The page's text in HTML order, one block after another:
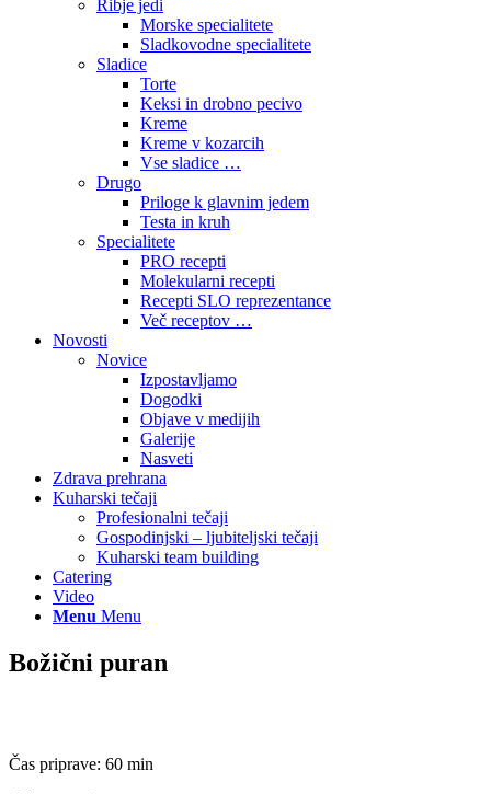
Ribje jedi
Morske specialitete
Sladkovodne specialitete
Sladice
Torte
Keksi in drobno pecivo
Kreme
Kreme v kozarcih
Vse sladice …
Drugo
Priloge k glavnim jedem
Testa in kruh
Specialitete
PRO recepti
Molekularni recepti
Recepti SLO reprezentance
Več receptov …
Novosti
Novice
Izpostavljamo
Dogodki
Objave v medijih
Galerije
Nasveti
Zdrava prehrana
Kuharski tečaji
Profesionalni tečaji
Gospodinjski – ljubiteljski tečaji
Kuharski team building
Catering
Video
Menu Menu
Božični puran
Čas priprave: 60 min